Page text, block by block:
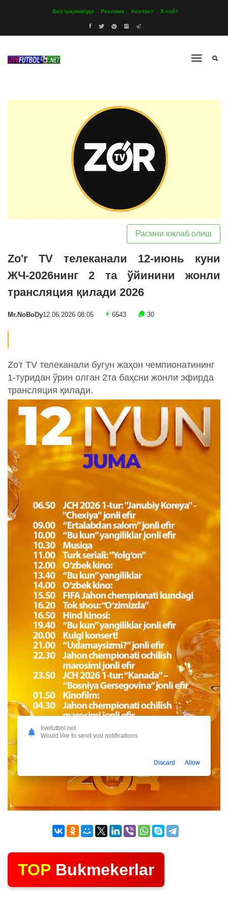
Биз ҳақимизда Реклама Контакт Х-сайт
Расмни юклаб олиш
Zo'r TV телеканали 12-июнь куни
ЖЧ-2026нинг 2 та ўйинини жонли
трансляция қилади 2026
Mr.NoBoDy12.06.2026 08:05 6543 30
Zo'r TV телеканали бугун жаҳон чемпионатининг
1-туридан ўрин олган 2та баҳсни жонли эфирда
трансляция қилади.
TOP Bukmekerlar
livefutbol.net
Would like to send you notifications
Discard Allow